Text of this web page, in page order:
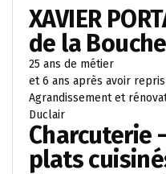
XAVIER
de la
25 ans de métier
et 6 ans après avoir
Agrandissement et
Duclair
Charcuterie
plats